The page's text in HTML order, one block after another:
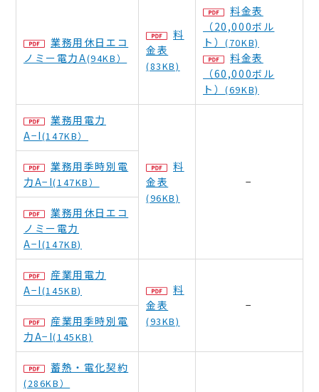
業務用休日エコ
ノミー電力A(94KB）
料
金表
(83KB)
料金表
（20,000ボル
ト）(70KB)
料金表
（60,000ボル
ト）(69KB)
業務用電力
A−I(147KB）
料
金表
(96KB)
−
業務用季時別電
力A−I(147KB）
業務用休日エコ
ノミー電力
A−I(147KB)
産業用電力
A−I(145KB)
料
金表
(93KB)
−
産業用季時別電
力A−I(145KB)
蓄熱・電化契約
(286KB）